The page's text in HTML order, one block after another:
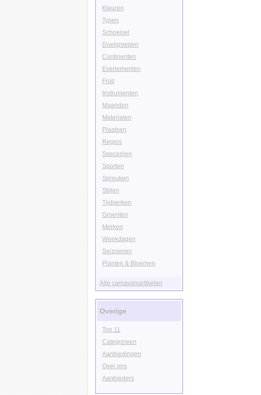
Kleuren
Typen
Schoeisel
Doelgroepen
Continenten
Evenementen
Fruit
Instrumenten
Maanden
Materialen
Plaatsen
Regios
Specerijen
Sporten
Spreuken
Stijlen
Tijdperken
Groenten
Merken
Weekdagen
Seizoenen
Planten & Bloemen
Alle carnavalsartikelen
Overige
Top 11
Categorieen
Aanbiedingen
Over ons
Aanbieders